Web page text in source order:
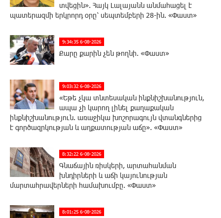
տվեցին». Հայկ Լալայանն անմահացել է
պատերազմի երկրորդ օրը՝ սեպտեմբերի 28-ին. «Փաստ»
9:34:35 6-08-2026
Քարը քարին չեն թողնի. «Փաստ»
9:03:32 6-08-2026
«Եթե չկա տնտեսական ինքնիշխանություն,
ապա չի կարող լինել քաղաքական
ինքնիշխանություն. առաջիկա խոշորագույն վտանգներից
է գործազրկության և աղքատության աճը». «Փաստ»
8:32:22 6-08-2026
Գնաճային ռիսկերի, արտահանման
խնդիրների և աճի կայունության
մարտահրավերների համախումբը. «Փաստ»
8:01:25 6-08-2026